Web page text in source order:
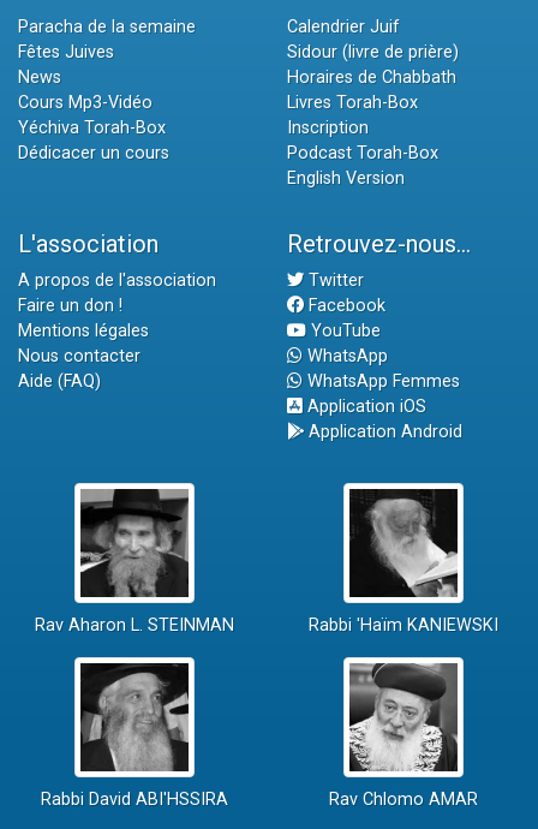
Paracha de la semaine
Fêtes Juives
News
Cours Mp3-Vidéo
Yéchiva Torah-Box
Dédicacer un cours
Calendrier Juif
Sidour (livre de prière)
Horaires de Chabbath
Livres Torah-Box
Inscription
Podcast Torah-Box
English Version
L'association
A propos de l'association
Faire un don !
Mentions légales
Nous contacter
Aide (FAQ)
Retrouvez-nous...
Twitter
Facebook
YouTube
WhatsApp
WhatsApp Femmes
Application iOS
Application Android
Rav Aharon L. STEINMAN Rabbi 'Haïm KANIEWSKI
Rabbi David ABI'HSSIRA Rav Chlomo AMAR